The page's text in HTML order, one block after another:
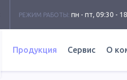
РЕЖИМ РАБОТЫ: пн - пт, 09:30 -
Продукция Сервис О